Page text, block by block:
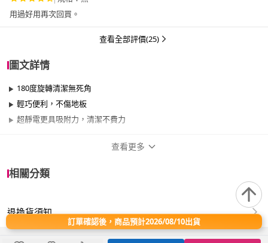
用過好用再次回買。
查看全部評價(25)
圖文詳情
180度旋轉清潔無死角
輕巧便利，不傷地板
超靜電更具吸附力，清潔不費力
適用於
臥室、客廳、浴室、廚房、門、門櫃、陽台、
餐廳、室內、室外、玄關、窗戶
查看更多
相關分類
退換貨須知
訂單確認後，商品預計2026/08/10出貨